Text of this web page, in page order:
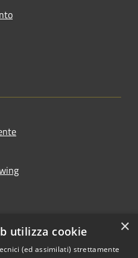
×
utilizza cookie
(ed assimilati) strettamente